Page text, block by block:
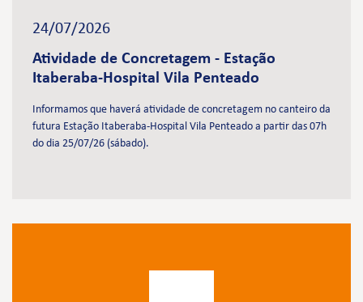
24/07/2026
Atividade de Concretagem - Estação
Itaberaba-Hospital Vila Penteado
Informamos que haverá atividade de concretagem no canteiro da
futura Estação Itaberaba-Hospital Vila Penteado a partir das 07h
do dia 25/07/26 (sábado).